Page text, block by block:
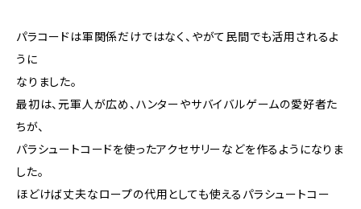
パラコードは軍関係だけではなく、やがて民間でも活用されるよ
うに
なりました。
最初は、元軍人が広め、ハンターやサバイバルゲームの愛好者た
ちが、
パラシュートコードを使ったアクセサリーなどを作るようになりま
した。
ほどけば丈夫なロープの代用としても使えるパラシュートコー